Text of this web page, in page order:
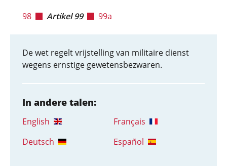
98 Artikel 99 99a
De wet regelt vrijstelling van militaire dienst
wegens ernstige gewetensbezwaren.
In andere talen:
English
Français
Deutsch
Español